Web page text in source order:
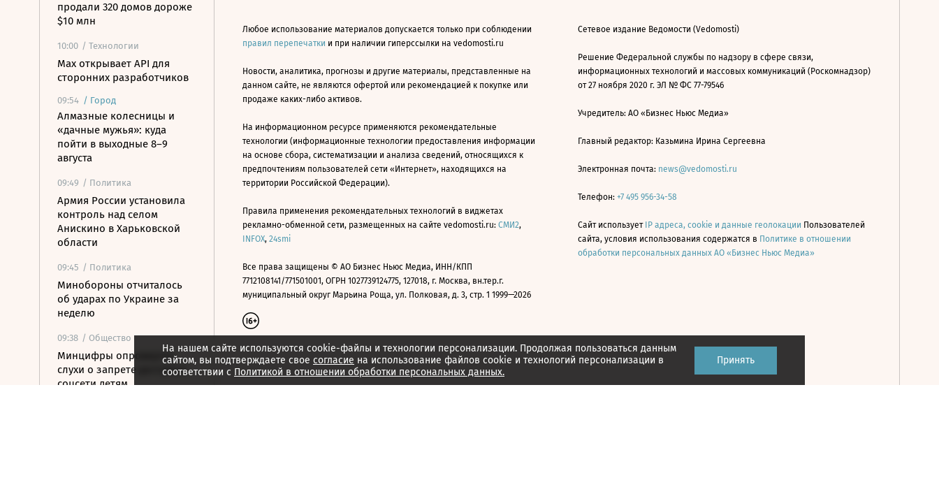
продали 320 домов дороже
$10 млн
10:00 / Технологии
Mах открывает API для
сторонних разработчиков
09:54 / Город
Алмазные колесницы и
«дачные мужья»: куда
пойти в выходные 8–9
августа
09:49 / Политика
Армия России установила
контроль над селом
Анискино в Харьковской
области
09:45 / Политика
Минобороны отчиталось
об ударах по Украине за
неделю
09:38 / Общество
Минцифры опровергло
слухи о запрете доступа в
соцсети детям
На нашем сайте используются cookie-файлы и технологии персонализации. Продолжая пользоваться данным
сайтом, вы подтверждаете свое согласие на использование файлов cookie и технологий персонализации в
соответствии с Политикой в отношении обработки персональных данных.
Принять
Любое использование материалов допускается только при соблюдении
правил перепечатки и при наличии гиперссылки на vedomosti.ru
Новости, аналитика, прогнозы и другие материалы, представленные на
данном сайте, не являются офертой или рекомендацией к покупке или
продаже каких-либо активов.
На информационном ресурсе применяются рекомендательные
технологии (информационные технологии предоставления информации
на основе сбора, систематизации и анализа сведений, относящихся к
предпочтениям пользователей сети «Интернет», находящихся на
территории Российской Федерации).
Правила применения рекомендательных технологий в виджетах
рекламно-обменной сети, размещенных на сайте vedomosti.ru: СМИ2,
INFOX, 24smi
Все права защищены © АО Бизнес Ньюс Медиа, ИНН/КПП
7712108141/771501001, ОГРН 1027739124775, 127018, г. Москва, вн.тер.г.
муниципальный округ Марьина Роща, ул. Полковая, д. 3, стр. 1 1999—2026
Сетевое издание Ведомости (Vedomosti)
Решение Федеральной службы по надзору в сфере связи,
информационных технологий и массовых коммуникаций (Роскомнадзор)
от 27 ноября 2020 г. ЭЛ № ФС 77-79546
Учредитель: АО «Бизнес Ньюс Медиа»
Главный редактор: Казьмина Ирина Сергеевна
Электронная почта: news@vedomosti.ru
Телефон: +7 495 956-34-58
Сайт использует IP адреса, cookie и данные геолокации Пользователей
сайта, условия использования содержатся в Политике в отношении
обработки персональных данных АО «Бизнес Ньюс Медиа»